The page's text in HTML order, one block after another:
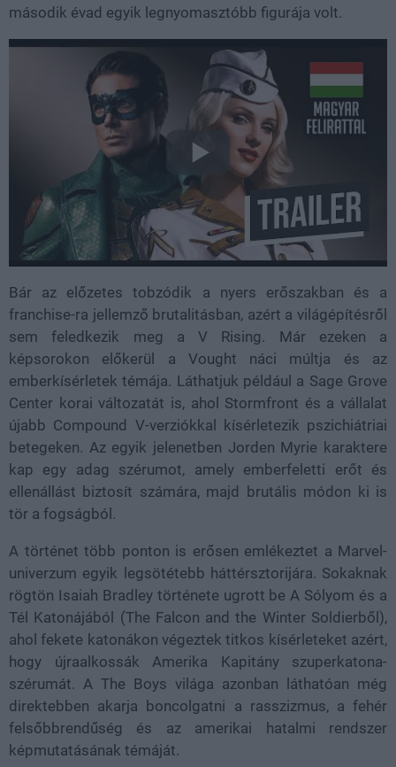
második évad egyik legnyomasztóbb figurája volt.
Bár az előzetes tobzódik a nyers erőszakban és a
franchise-ra jellemző brutalitásban, azért a világépítésről
sem feledkezik meg a V Rising. Már ezeken a
képsorokon előkerül a Vought náci múltja és az
emberkísérletek témája. Láthatjuk például a Sage Grove
Center korai változatát is, ahol Stormfront és a vállalat
újabb Compound V-verziókkal kísérletezik pszichiátriai
betegeken. Az egyik jelenetben Jorden Myrie karaktere
kap egy adag szérumot, amely emberfeletti erőt és
ellenállást biztosít számára, majd brutális módon ki is
tör a fogságból.
A történet több ponton is erősen emlékeztet a Marvel-
univerzum egyik legsötétebb háttérsztorijára. Sokaknak
rögtön Isaiah Bradley története ugrott be A Sólyom és a
Tél Katonájából (The Falcon and the Winter Soldierből),
ahol fekete katonákon végeztek titkos kísérleteket azért,
hogy újraalkossák Amerika Kapitány szuperkatona-
szérumát. A The Boys világa azonban láthatóan még
direktebben akarja boncolgatni a rasszizmus, a fehér
felsőbbrendűség és az amerikai hatalmi rendszer
képmutatásának témáját.